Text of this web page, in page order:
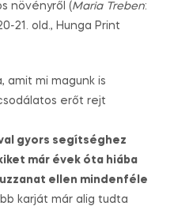
növényről (Maria Treben:
21. old., Hunga Print
amit mi magunk is
erőt rejt
gyors segítséghez
már évek óta hiába
ellen mindenféle
karját már alig tudta